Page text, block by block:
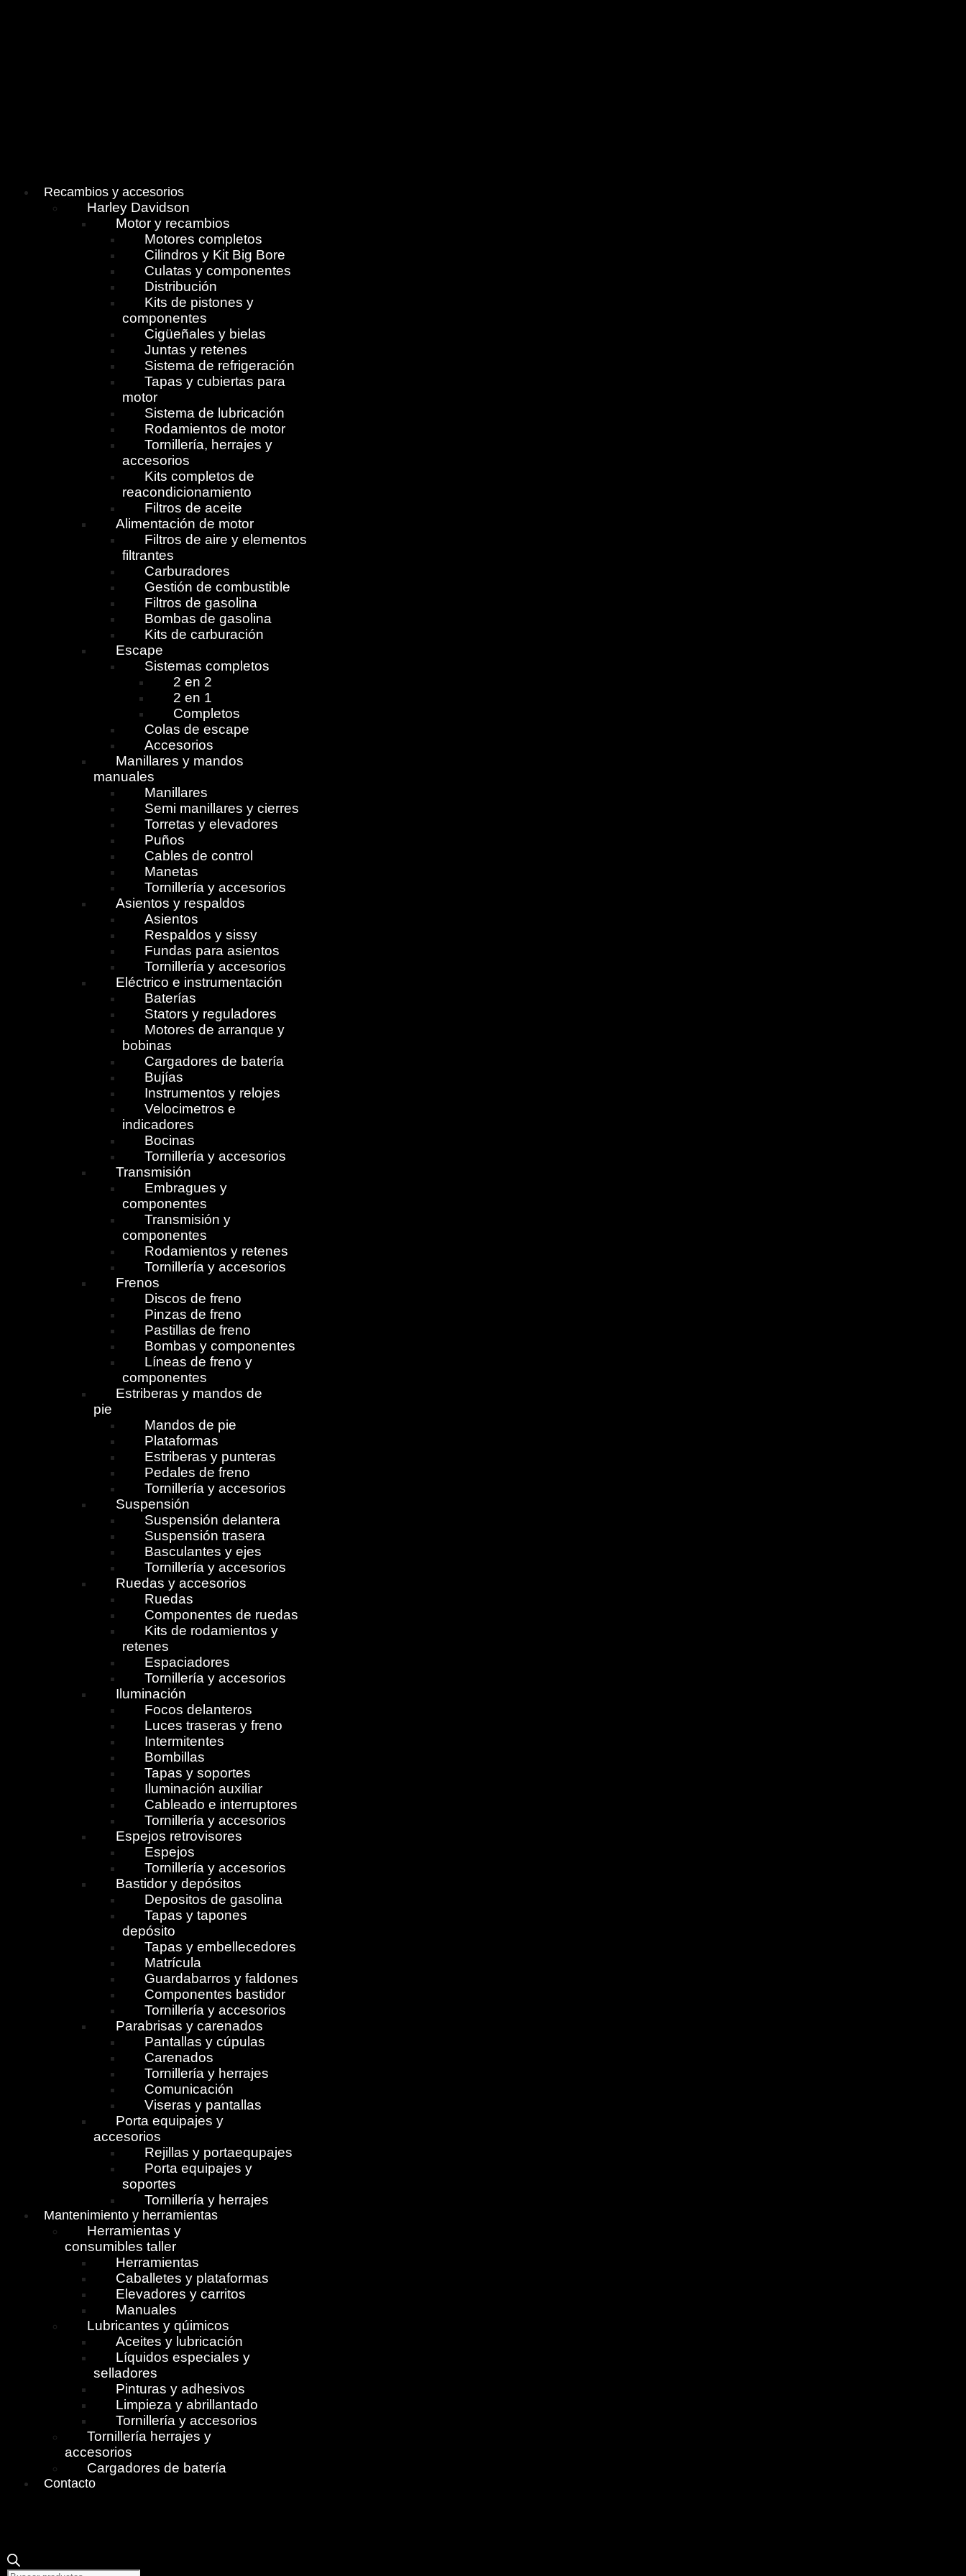
Menú Recambios y accesorios
Harley Davidson
Motor y recambios
Motores completos
Cilindros y Kit Big Bore
Culatas y componentes
Distribución
Kits de pistones y
componentes
Cigüeñales y bielas
Juntas y retenes
Sistema de refrigeración
Tapas y cubiertas para
motor
Sistema de lubricación
Rodamientos de motor
Tornillería, herrajes y
accesorios
Kits completos de
reacondicionamiento
Filtros de aceite
Alimentación de motor
Filtros de aire y elementos
filtrantes
Carburadores
Gestión de combustible
Filtros de gasolina
Bombas de gasolina
Kits de carburación
Escape
Sistemas completos
2 en 2
2 en 1
Completos
Colas de escape
Accesorios
Manillares y mandos
manuales
Manillares
Semi manillares y cierres
Torretas y elevadores
Puños
Cables de control
Manetas
Tornillería y accesorios
Asientos y respaldos
Asientos
Respaldos y sissy
Fundas para asientos
Tornillería y accesorios
Eléctrico e instrumentación
Baterías
Stators y reguladores
Motores de arranque y
bobinas
Cargadores de batería
Bujías
Instrumentos y relojes
Velocimetros e
indicadores
Bocinas
Tornillería y accesorios
Transmisión
Embragues y
componentes
Transmisión y
componentes
Rodamientos y retenes
Tornillería y accesorios
Frenos
Discos de freno
Pinzas de freno
Pastillas de freno
Bombas y componentes
Líneas de freno y
componentes
Estriberas y mandos de
pie
Mandos de pie
Plataformas
Estriberas y punteras
Pedales de freno
Tornillería y accesorios
Suspensión
Suspensión delantera
Suspensión trasera
Basculantes y ejes
Tornillería y accesorios
Ruedas y accesorios
Ruedas
Componentes de ruedas
Kits de rodamientos y
retenes
Espaciadores
Tornillería y accesorios
Iluminación
Focos delanteros
Luces traseras y freno
Intermitentes
Bombillas
Tapas y soportes
Iluminación auxiliar
Cableado e interruptores
Tornillería y accesorios
Espejos retrovisores
Espejos
Tornillería y accesorios
Bastidor y depósitos
Depositos de gasolina
Tapas y tapones
depósito
Tapas y embellecedores
Matrícula
Guardabarros y faldones
Componentes bastidor
Tornillería y accesorios
Parabrisas y carenados
Pantallas y cúpulas
Carenados
Tornillería y herrajes
Comunicación
Viseras y pantallas
Porta equipajes y
accesorios
Rejillas y portaequpajes
Porta equipajes y
soportes
Tornillería y herrajes
Mantenimiento y herramientas
Herramientas y
consumibles taller
Herramientas
Caballetes y plataformas
Elevadores y carritos
Manuales
Lubricantes y qúimicos
Aceites y lubricación
Líquidos especiales y
selladores
Pinturas y adhesivos
Limpieza y abrillantado
Tornillería y accesorios
Tornillería herrajes y
accesorios
Cargadores de batería
Contacto